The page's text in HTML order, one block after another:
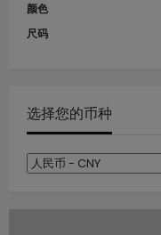
颜色
尺码
选择您的币种